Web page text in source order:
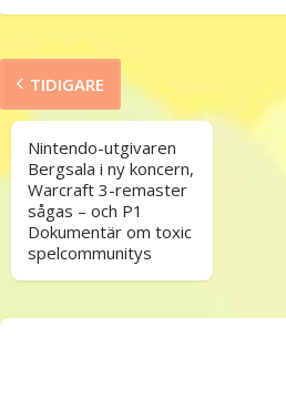
TIDIGARE
Nintendo-utgivaren
Bergsala i ny koncern,
Warcraft 3-remaster
sågas – och P1
Dokumentär om toxic
spelcommunitys